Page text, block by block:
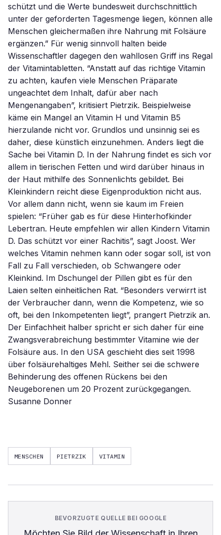
schützt und die Werte bundesweit durchschnittlich
unter der geforderten Tagesmenge liegen, können alle
Menschen gleichermaßen ihre Nahrung mit Folsäure
ergänzen.” Für wenig sinnvoll halten beide
Wissenschaftler dagegen den wahllosen Griff ins Regal
der Vitamintabletten. “Anstatt auf das richtige Vitamin
zu achten, kaufen viele Menschen Präparate
ungeachtet dem Inhalt, dafür aber nach
Mengenangaben”, kritisiert Pietrzik. Beispielweise
käme ein Mangel an Vitamin H und Vitamin B5
hierzulande nicht vor. Grundlos und unsinnig sei es
daher, diese künstlich einzunehmen. Anders liegt die
Sache bei Vitamin D. In der Nahrung findet es sich vor
allem in tierischen Fetten und wird darüber hinaus in
der Haut mithilfe des Sonnenlichts gebildet. Bei
Kleinkindern reicht diese Eigenproduktion nicht aus.
Vor allem dann nicht, wenn sie kaum im Freien
spielen: “Früher gab es für diese Hinterhofkinder
Lebertran. Heute empfehlen wir allen Kindern Vitamin
D. Das schützt vor einer Rachitis”, sagt Joost. Wer
welches Vitamin nehmen kann oder sogar soll, ist von
Fall zu Fall verschieden, ob Schwangere oder
Kleinkind. Im Dschungel der Pillen gibt es für den
Laien selten einheitlichen Rat. “Besonders verwirrt ist
der Verbraucher dann, wenn die Kompetenz, wie so
oft, bei den Inkompetenten liegt”, prangert Pietrzik an.
Der Einfachheit halber spricht er sich daher für eine
Zwangsverabreichung bestimmter Vitamine wie der
Folsäure aus. In den USA geschieht dies seit 1998
über folsäurehaltiges Mehl. Seither sei die schwere
Behinderung des offenen Rückens bei den
Neugeborenen um 20 Prozent zurückgegangen.
Susanne Donner
MENSCHEN PIETRZIK VITAMIN
BEVORZUGTE QUELLE BEI GOOGLE